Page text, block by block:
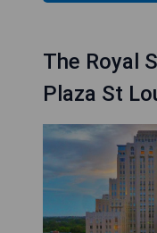
The Royal
Plaza St